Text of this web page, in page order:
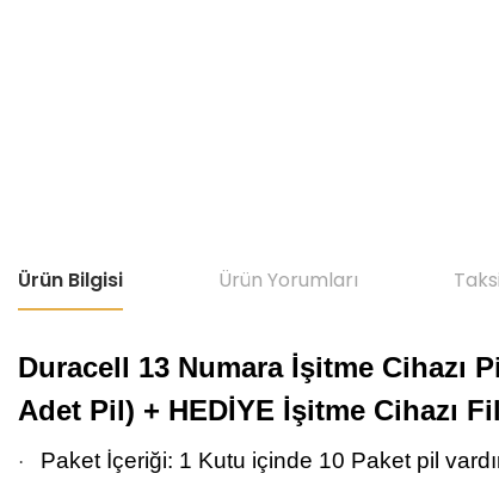
Ürün Bilgisi Ürün Yorumları
Duracell 13 Numara İşitme Cihazı
Adet Pil) + HEDİYE İşitme Cihazı
· Paket İçeriği: 1 Kutu içinde 10 Paket pil